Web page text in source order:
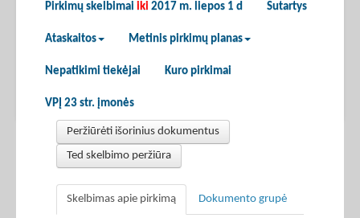
Pirkimų skelbimai iki 2017 m. liepos 1 d Sutartys
Ataskaitos Metinis pirkimų planas
Nepatikimi tiekėjai Kuro pirkimai
VPĮ 23 str. įmonės
Peržiūrėti išorinius dokumentus
Ted skelbimo peržiūra
Skelbimas apie pirkimą Dokumento grupė